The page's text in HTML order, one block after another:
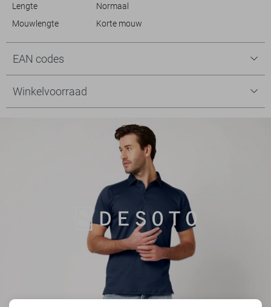
Lengte
Normaal
Mouwlengte
Korte mouw
EAN codes
Winkelvoorraad